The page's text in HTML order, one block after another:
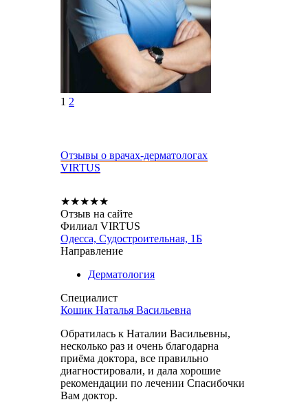
1 2
Отзывы о врачах-дерматологах
VIRTUS
★★★★★
Отзыв на сайте
Филиал VIRTUS
Одесса, Судостроительная, 1Б
Направление
Дерматология
Специалист
Кошик Наталья Васильевна
Обратилась к Наталии Васильевны,
несколько раз и очень благодарна
приёма доктора, все правильно
диагностировали, и дала хорошие
рекомендации по лечении Спасибочки
Вам доктор.